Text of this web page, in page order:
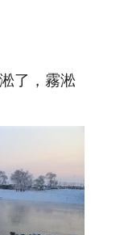
了，霧淞